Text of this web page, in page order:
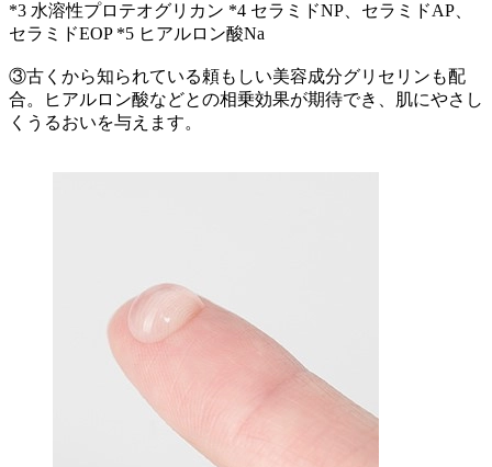
*3 水溶性プロテオグリカン *4 セラミドNP、セラミドAP、
セラミドEOP *5 ヒアルロン酸Na
③古くから知られている頼もしい美容成分グリセリンも配
合。ヒアルロン酸などとの相乗効果が期待でき、肌にやさし
くうるおいを与えます。